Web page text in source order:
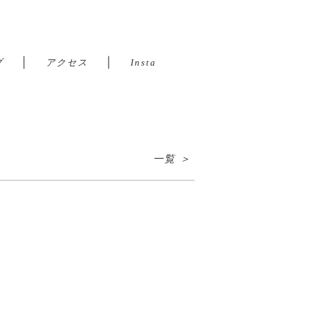
｜ アクセス Insta
一覧 ＞